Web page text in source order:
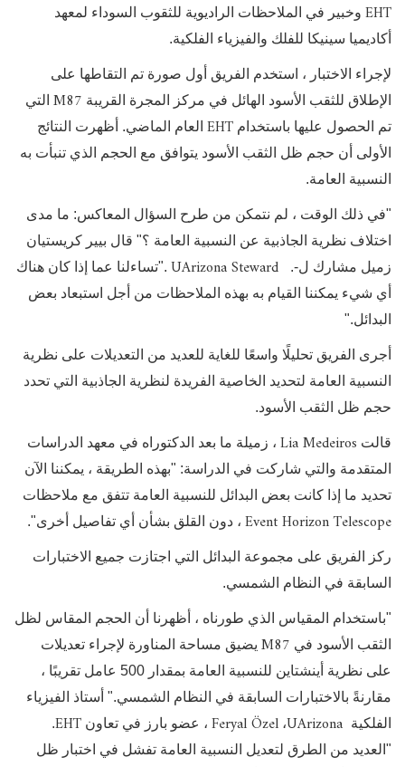
EHT وخبير في الملاحظات الراديوية للثقوب السوداء لمعهد
أكاديميا سينيكا للفلك والفيزياء الفلكية.
لإجراء الاختبار ، استخدم الفريق أول صورة تم التقاطها على
الإطلاق للثقب الأسود الهائل في مركز المجرة القريبة M87 التي
تم الحصول عليها باستخدام EHT العام الماضي. أظهرت النتائج
الأولى أن حجم ظل الثقب الأسود يتوافق مع الحجم الذي تنبأت به
النسبية العامة.
"في ذلك الوقت ، لم نتمكن من طرح السؤال المعاكس: ما مدى
اختلاف نظرية الجاذبية عن النسبية العامة ؟" قال بيير كريستيان
زميل مشارك ل-.
UArizona Steward
."تساءلنا عما إذا كان هناك
أي شيء يمكننا القيام به بهذه الملاحظات من أجل استبعاد بعض
البدائل."
أجرى الفريق تحليلًا واسعًا للغاية للعديد من التعديلات على نظرية
النسبية العامة لتحديد الخاصية الفريدة لنظرية الجاذبية التي تحدد
حجم ظل الثقب الأسود.
قالت Lia Medeiros ، زميلة ما بعد الدكتوراه في معهد الدراسات
المتقدمة والتي شاركت في الدراسة: "بهذه الطريقة ، يمكننا الآن
تحديد ما إذا كانت بعض البدائل للنسبية العامة تتفق مع ملاحظات
Event Horizon Telescope ، دون القلق بشأن أي تفاصيل أخرى".
ركز الفريق على مجموعة البدائل التي اجتازت جميع الاختبارات
السابقة في النظام الشمسي.
"باستخدام المقياس الذي طورناه ، أظهرنا أن الحجم المقاس لظل
الثقب الأسود في M87 يضيق مساحة المناورة لإجراء تعديلات
على نظرية أينشتاين للنسبية العامة بمقدار 500 عامل تقريبًا ،
مقارنةً بالاختبارات السابقة في النظام الشمسي." أستاذ الفيزياء
الفلكية UArizona، Feryal Özel ، عضو بارز في تعاون EHT
.
"العديد من الطرق لتعديل النسبية العامة تفشل في اختبار ظل